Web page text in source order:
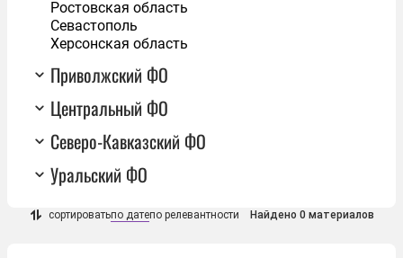
Ростовская область
Севастополь
Херсонская область
Приволжский ФО
Центральный ФО
Северо-Кавказский ФО
Уральский ФО
сортироватьпо датепо релевантности Найдено 0 материалов